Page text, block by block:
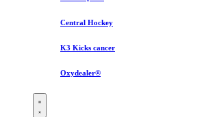
Central Hockey
K3 Kicks cancer
Oxydealer®